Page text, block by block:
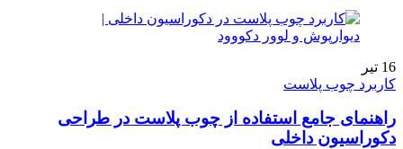
16 تیر
کاربرد چوب پلاست
راهنمای جامع استفاده از چوب پلاست در طراحی
دکوراسیون داخلی